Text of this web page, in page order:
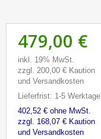
479,00 €
inkl. 19% MwSt.
zzgl. 200,00 € Kaution
und Versandkosten
Lieferfrist: 1-5 Werktage
402,52 € ohne MwSt.
zzgl. 168,07 € Kaution
und Versandkosten